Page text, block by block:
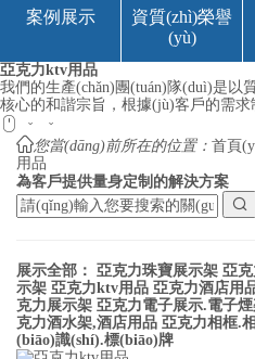
案例展示
資質(zhì)榮譽
(yù)
亞克力ktv用品
我們的生產(chǎn)團(tuán)隊(duì)是以
核心的和諧宗旨，根據(jù)客戶的需
 

您當(dāng)前所在的位置： 首頁
用品
為客戶提供量身定制的解決方案

展示全部： 亞克力珠寶展示架 亞
示架 亞克力ktv用品 亞克力酒店用
克力展示架 亞克力電子展示.電子
克力酒水架,酒店用品 亞克力相框.
(biāo)識(shí).標(biāo)牌